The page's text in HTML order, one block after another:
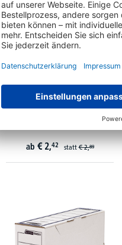
ELBA Archivschachtel tric
100552039 9,5x26,5X34cm
ab€ 2,42 statt€ 2,89